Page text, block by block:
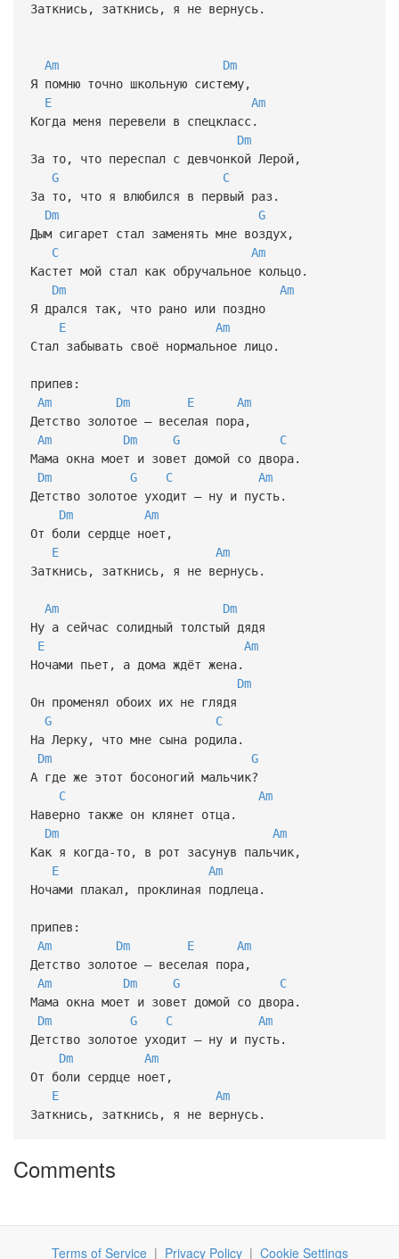
Заткнись, заткнись, я не вернусь.
Am
Dm
Я помню точно школьную систему,
E
Am
Когда меня перевели в спецкласс.
Dm
За то, что переспал с девчонкой Лерой,
G
C
За то, что я влюбился в первый раз.
Dm
G
Дым сигарет стал заменять мне воздух,
C
Am
Кастет мой стал как обручальное кольцо.
Dm
Am
Я дрался так, что рано или поздно
E
Am
Стал забывать своё нормальное лицо.
припев:
Am
Dm E
Am
Детство золотое — веселая пора,
Am
Dm G
C
Мама окна моет и зовет домой со двора.
Dm
G C
Am
Детство золотое уходит — ну и пусть.
Dm
Am
От боли сердце ноет,
E
Am
Заткнись, заткнись, я не вернусь.
Am
Dm
Ну а сейчас солидный толстый дядя
E
Am
Ночами пьет, а дома ждёт жена.
Dm
Он променял обоих их не глядя
G
C
На Лерку, что мне сына родила.
Dm
G
А где же этот босоногий мальчик?
C
Am
Наверно также он клянет отца.
Dm
Am
Как я когда-то, в рот засунув пальчик,
E
Am
Ночами плакал, проклиная подлеца.
припев:
Am
Dm E
Am
Детство золотое — веселая пора,
Am
Dm G
C
Мама окна моет и зовет домой со двора.
Dm
G C
Am
Детство золотое уходит — ну и пусть.
Dm
Am
От боли сердце ноет,
E
Am
Заткнись, заткнись, я не вернусь.
Comments
Terms of Service| Privacy Policy| Cookie Settings